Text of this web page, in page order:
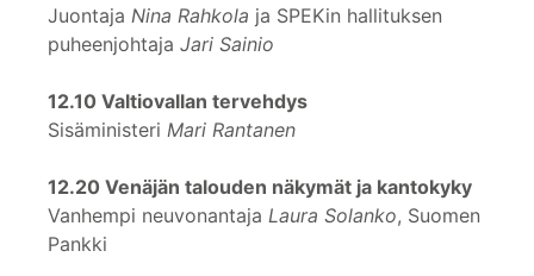
Juontaja Nina Rahkola ja SPEKin hallituksen
puheenjohtaja Jari Sainio
12.10 Valtiovallan tervehdys
Sisäministeri Mari Rantanen
12.20 Venäjän talouden näkymät ja kantokyky
Vanhempi neuvonantaja Laura Solanko, Suomen
Pankki